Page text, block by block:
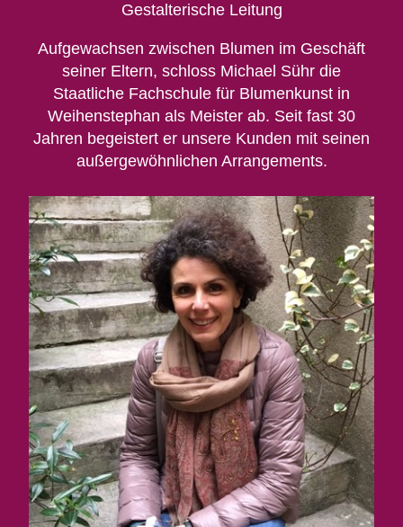
Gestalterische Leitung
Aufgewachsen zwischen Blumen im Geschäft
seiner Eltern, schloss Michael Sühr die
Staatliche Fachschule für Blumenkunst in
Weihenstephan als Meister ab. Seit fast 30
Jahren begeistert er unsere Kunden mit seinen
außergewöhnlichen Arrangements.